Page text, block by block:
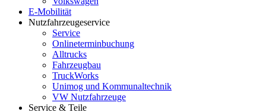
E-Mobilität
Nutzfahrzeugeservice
Service
Onlineterminbuchung
Alltrucks
Fahrzeugbau
TruckWorks
Unimog und Kommunaltechnik
VW Nutzfahrzeuge
Service & Teile